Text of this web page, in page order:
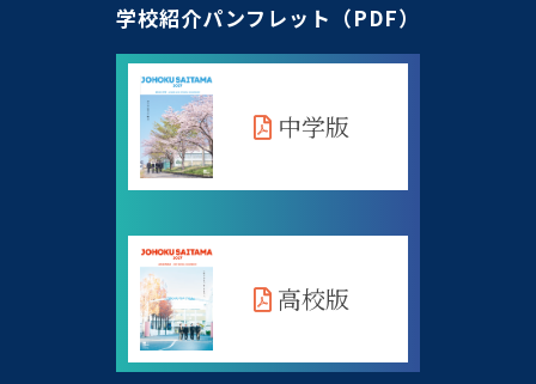
学校紹介パンフレット（PDF）
中学版
高校版